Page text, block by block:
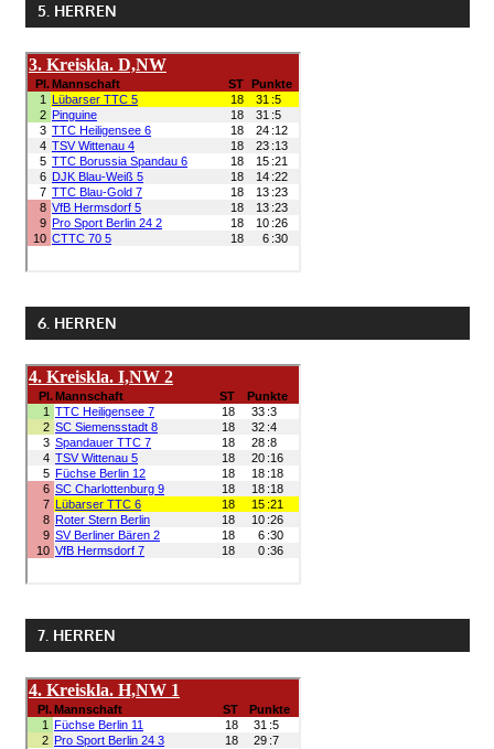
5. HERREN
6. HERREN
7. HERREN